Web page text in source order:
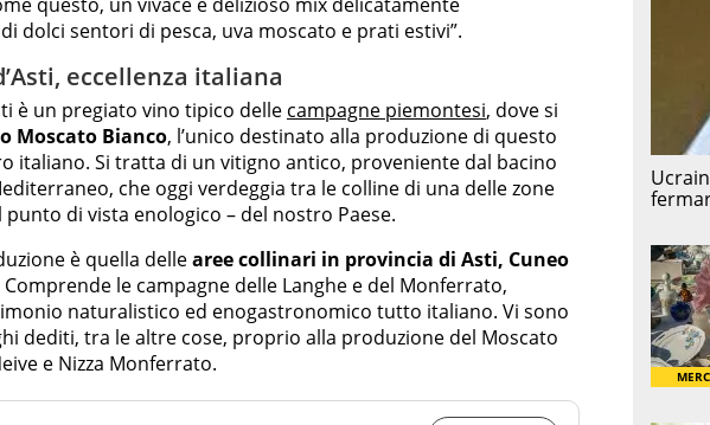
dolci sentori di pesca, uva moscato e prati estivi”.
eccellenza italiana
è un pregiato vino tipico delle campagne piemontesi, dove si
Moscato Bianco, l’unico destinato alla produzione di questo
italiano. Si tratta di un vitigno antico, proveniente dal bacino
che oggi verdeggia tra le colline di una delle zone
punto di vista enologico – del nostro Paese.
è quella dellearee collinari in provincia di Asti, Cuneo
Comprende le campagne delle Langhe e del Monferrato,
naturalistico ed enogastronomico tutto italiano. Vi sono
dediti, tra le altre cose, proprio alla produzione del Moscato
e Nizza Monferrato.